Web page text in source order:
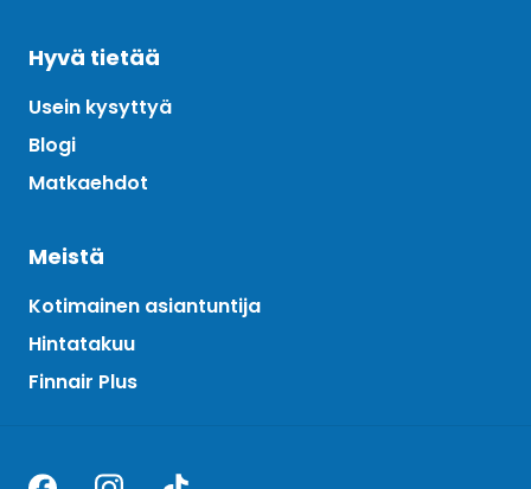
Hyvä tietää
Usein kysyttyä
Blogi
Matkaehdot
Meistä
Kotimainen asiantuntija
Hintatakuu
Finnair Plus